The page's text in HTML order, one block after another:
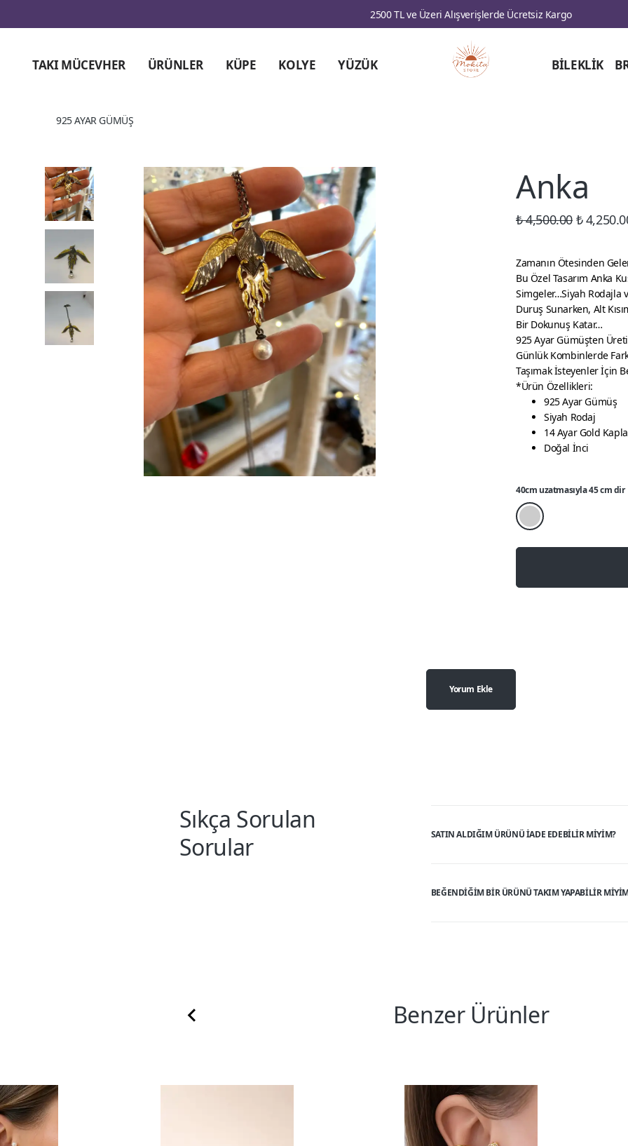
2500 TL ve Üzeri Alışverişlerde Ücretsiz Kargo
TAKI MÜCEVHER ÜRÜNLER KÜPE KOLYE YÜZÜK BİLEKLİK
925 AYAR GÜMÜŞ
Anka
₺ 4,500.00 ₺
Zamanın Ötesinden
Bu Özel Tasarım Anka
Simgeler…Siyah Rodajla
Duruş Sunarken, Alt
Bir Dokunuş Katar…
925 Ayar Gümüşten
Günlük Kombinlerde
Taşımak İsteyenler İçin
*Ürün Özellikleri:
925 Ayar Gümüş
Siyah Rodaj
14 Ayar Gold
Doğal İnci
40cm uzatmasıyla 45 cm dir
Yorum Ekle
Sıkça Sorulan
Sorular
SATIN ALDIĞIM ÜRÜNÜ IADE EDEBILIR MIYIM?
BEĞENDIĞIM BIR ÜRÜNÜ TAKIM YAPABILIR
Benzer Ürünler